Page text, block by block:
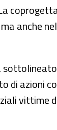
anche
di azioni